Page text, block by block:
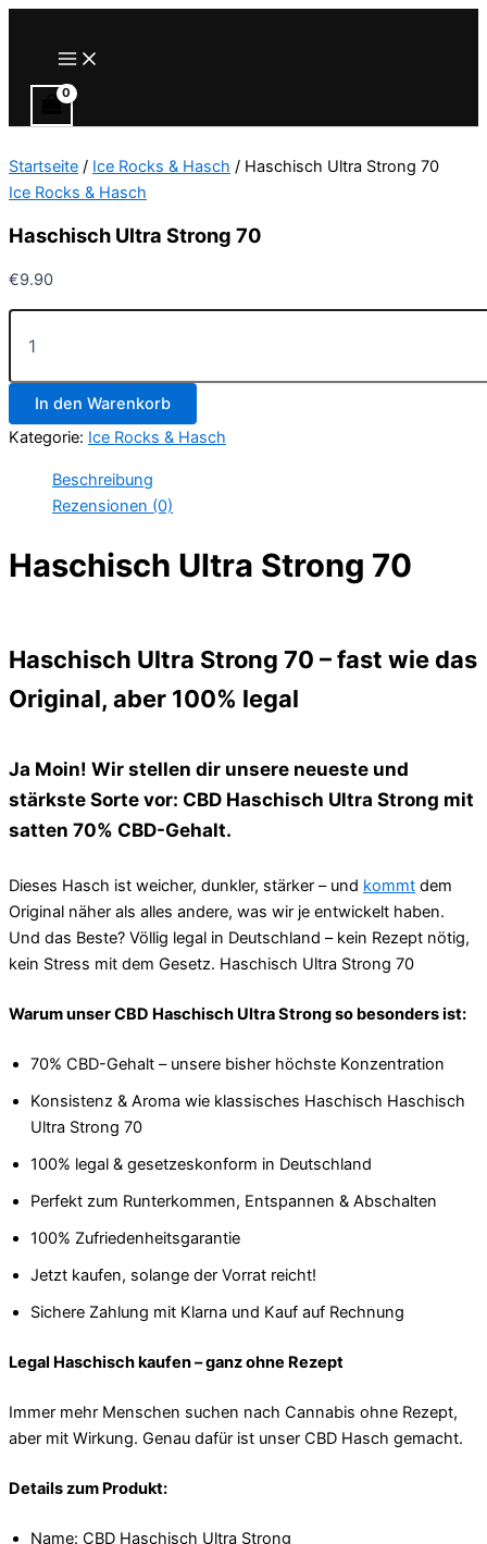
Main
Menu
Startseite / Ice Rocks & Hasch / Haschisch Ultra Strong 70
Ice Rocks & Hasch
Haschisch Ultra Strong 70
€9.90
Haschisch
Ultra
70
MengeIn den Warenkorb
Kategorie: Ice Rocks & Hasch
Beschreibung
Rezensionen (0)
Haschisch Ultra Strong 70
Haschisch Ultra Strong 70 – fast wie das
Original, aber 100% legal
Ja Moin! Wir stellen dir unsere neueste und
stärkste Sorte vor: CBD Haschisch Ultra Strong mit
satten 70% CBD-Gehalt.
Dieses Hasch ist weicher, dunkler, stärker – und kommt dem
Original näher als alles andere, was wir je entwickelt haben.
Und das Beste? Völlig legal in Deutschland – kein Rezept nötig,
kein Stress mit dem Gesetz. Haschisch Ultra Strong 70
Warum unser CBD Haschisch Ultra Strong so besonders ist:
70% CBD-Gehalt – unsere bisher höchste Konzentration
Konsistenz & Aroma wie klassisches Haschisch Haschisch
Ultra Strong 70
100% legal & gesetzeskonform in Deutschland
Perfekt zum Runterkommen, Entspannen & Abschalten
100% Zufriedenheitsgarantie
Jetzt kaufen, solange der Vorrat reicht!
Sichere Zahlung mit Klarna und Kauf auf Rechnung
Legal Haschisch kaufen – ganz ohne Rezept
Immer mehr Menschen suchen nach Cannabis ohne Rezept,
aber mit Wirkung. Genau dafür ist unser CBD Hasch gemacht.
Details zum Produkt:
Name: CBD Haschisch Ultra Strong